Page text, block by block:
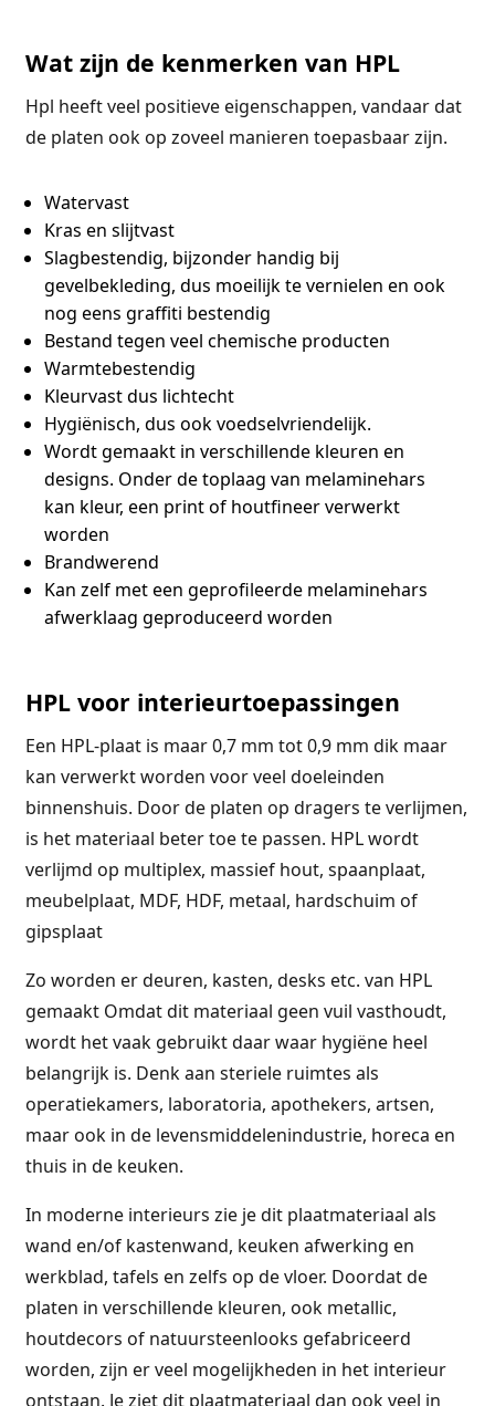
Wat zijn de kenmerken van HPL
Hpl heeft veel positieve eigenschappen, vandaar dat
de platen ook op zoveel manieren toepasbaar zijn.
Watervast
Kras en slijtvast
Slagbestendig, bijzonder handig bij
gevelbekleding, dus moeilijk te vernielen en ook
nog eens graffiti bestendig
Bestand tegen veel chemische producten
Warmtebestendig
Kleurvast dus lichtecht
Hygiënisch, dus ook voedselvriendelijk.
Wordt gemaakt in verschillende kleuren en
designs. Onder de toplaag van melaminehars
kan kleur, een print of houtfineer verwerkt
worden
Brandwerend
Kan zelf met een geprofileerde melaminehars
afwerklaag geproduceerd worden
HPL voor interieurtoepassingen
Een HPL-plaat is maar 0,7 mm tot 0,9 mm dik maar
kan verwerkt worden voor veel doeleinden
binnenshuis. Door de platen op dragers te verlijmen,
is het materiaal beter toe te passen. HPL wordt
verlijmd op multiplex, massief hout, spaanplaat,
meubelplaat, MDF, HDF, metaal, hardschuim of
gipsplaat
Zo worden er deuren, kasten, desks etc. van HPL
gemaakt Omdat dit materiaal geen vuil vasthoudt,
wordt het vaak gebruikt daar waar hygiëne heel
belangrijk is. Denk aan steriele ruimtes als
operatiekamers, laboratoria, apothekers, artsen,
maar ook in de levensmiddelenindustrie, horeca en
thuis in de keuken.
In moderne interieurs zie je dit plaatmateriaal als
wand en/of kastenwand, keuken afwerking en
werkblad, tafels en zelfs op de vloer. Doordat de
platen in verschillende kleuren, ook metallic,
houtdecors of natuursteenlooks gefabriceerd
worden, zijn er veel mogelijkheden in het interieur
ontstaan. Je ziet dit plaatmateriaal dan ook veel in